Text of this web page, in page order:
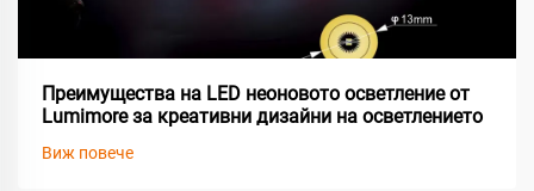
Преимущества на LED неоновото осветление от
Lumimore за креативни дизайни на осветлението
Виж повече